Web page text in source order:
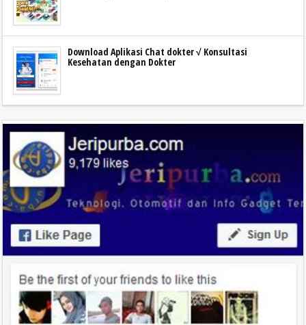
Download Aplikasi Chat dokter √ Konsultasi
Kesehatan dengan Dokter